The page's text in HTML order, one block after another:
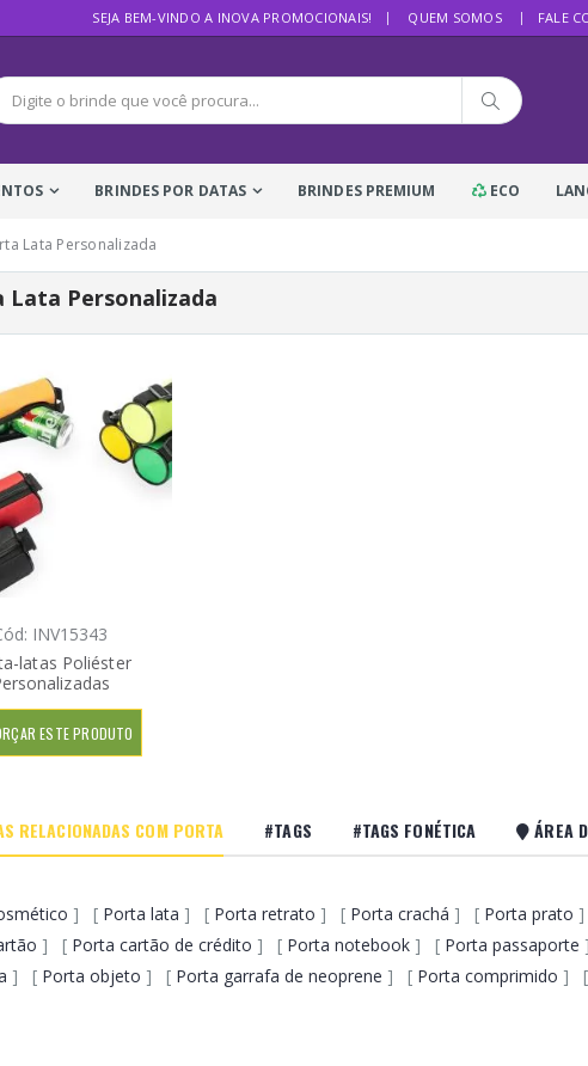
SEJA BEM-VINDO A INOVA PROMOCIONAIS! QUEM SOMOS FALE
BRINDES POR DATAS BRINDES PREMIUM ECO
Lata Personalizada
Lata Personalizada
INV15343
latas Poliéster
ESTE PRODUTO
RELACIONADAS COM PORTA #TAGS #TAGS FONÉTICA ÁREA
] [ Porta lata ] [ Porta retrato ] [ Porta crachá ] [ Porta prato
] [ Porta cartão de crédito ] [ Porta notebook ] [ Porta passaporte
] [ Porta objeto ] [ Porta garrafa de neoprene ] [ Porta comprimido ] [